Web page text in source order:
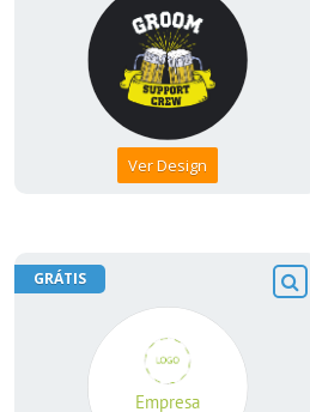
Ver Design
GRÁTIS